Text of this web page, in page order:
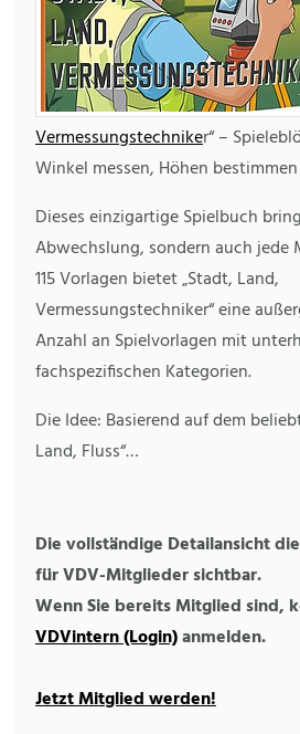
Vermessungstechniker“ –
Winkel messen, Höhen
Dieses einzigartige Spielbuch
Abwechslung, sondern auch jede
115 Vorlagen bietet „Stadt, Land,
Vermessungstechniker“ eine
Anzahl an Spielvorlagen mit
fachspezifischen Kategorien.
Die Idee: Basierend auf dem
Land, Fluss“…
Die vollständige Detailansicht
für VDV-Mitglieder sichtbar.
Wenn Sie bereits Mitglied sind,
VDVintern (Login)anmelden.
Jetzt Mitglied werden!